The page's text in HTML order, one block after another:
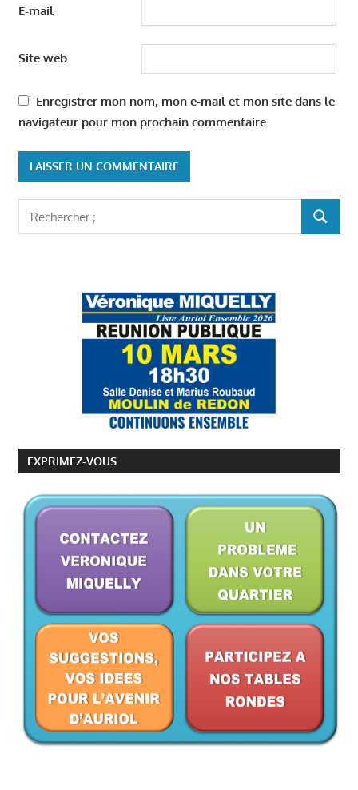
E-mail
Site web
Enregistrer mon nom, mon e-mail et mon site dans le
navigateur pour mon prochain commentaire.
EXPRIMEZ-VOUS